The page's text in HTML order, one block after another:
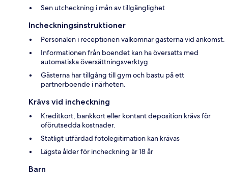
Sen utcheckning i mån av tillgänglighet
Incheckningsinstruktioner
Personalen i receptionen välkomnar gästerna vid ankomst.
Informationen från boendet kan ha översatts med
automatiska översättningsverktyg
Gästerna har tillgång till gym och bastu på ett
partnerboende i närheten.
Krävs vid incheckning
Kreditkort, bankkort eller kontant deposition krävs för
oförutsedda kostnader.
Statligt utfärdad fotolegitimation kan krävas
Lägsta ålder för incheckning är 18 år
Barn